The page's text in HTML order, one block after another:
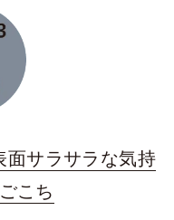
面サラサラな気持
こち